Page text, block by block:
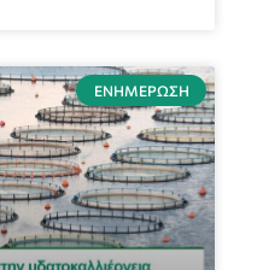
ΕΝΗΜΈΡΩΣΗ